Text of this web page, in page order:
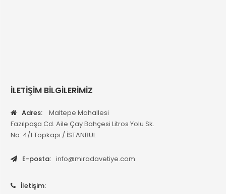
İLETİŞİM BİLGİLERİMİZ
Adres:
Maltepe Mahallesi
Fazılpaşa Cd. Aile Çay Bahçesi Litros Yolu Sk.
No: 4/1 Topkapı / İSTANBUL
E-posta: info@miradavetiye.com
İletişim: